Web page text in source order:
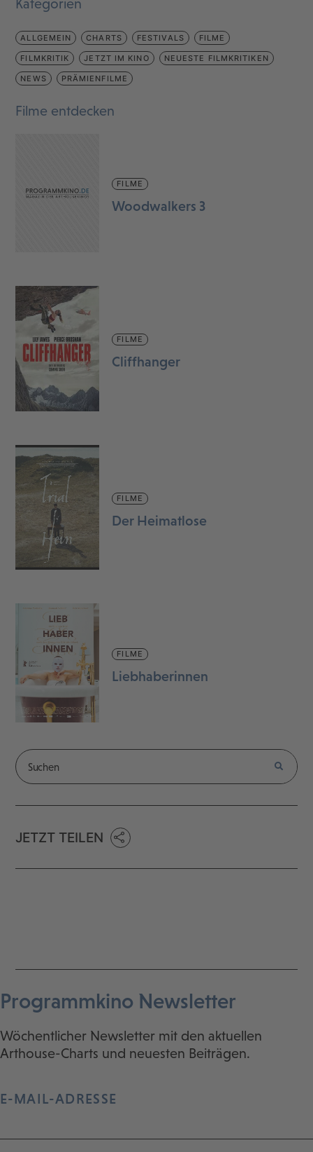
Kategorien
ALLGEMEIN CHARTS FESTIVALS FILME
FILMKRITIK JETZT IM KINO NEUESTE FILMKRITIKEN
NEWS PRÄMIENFILME
Filme entdecken
FILME
Woodwalkers 3
FILME
Cliffhanger
FILME
Der Heimatlose
FILME
Liebhaberinnen
JETZT TEILEN
Programmkino Newsletter
Wöchentlicher Newsletter mit den aktuellen
Arthouse-Charts und neuesten Beiträgen.
E-MAIL-ADRESSE